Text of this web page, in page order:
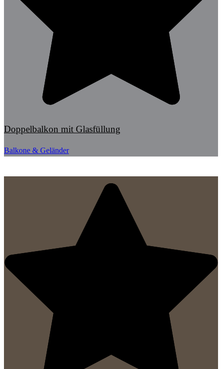
Doppelbalkon mit Glasfüllung
Balkone & Geländer